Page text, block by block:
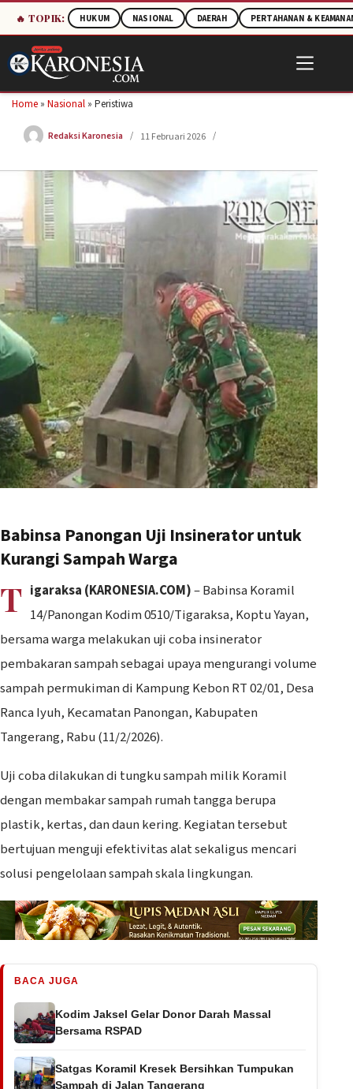
🔥 TOPIK: HUKUM NASIONAL DAERAH PERTAHANAN &
to
content
Home » Nasional » Peristiwa
Redaksi Karonesia 11 Februari 2026
Babinsa Panongan Uji Insinerator untuk
Kurangi Sampah Warga
T igaraksa (KARONESIA.COM)– Babinsa Koramil
14/Panongan Kodim 0510/Tigaraksa, Koptu Yayan,
bersama warga melakukan uji coba insinerator
pembakaran sampah sebagai upaya mengurangi volume
sampah permukiman di Kampung Kebon RT 02/01, Desa
Ranca Iyuh, Kecamatan Panongan, Kabupaten
Tangerang, Rabu (11/2/2026).
Uji coba dilakukan di tungku sampah milik Koramil
dengan membakar sampah rumah tangga berupa
plastik, kertas, dan daun kering. Kegiatan tersebut
bertujuan menguji efektivitas alat sekaligus mencari
solusi pengelolaan sampah skala lingkungan.
BACA JUGA
Kodim Jaksel Gelar Donor Darah Massal
Bersama RSPAD
Satgas Koramil Kresek Bersihkan Tumpukan
Sampah di Jalan Tangerang